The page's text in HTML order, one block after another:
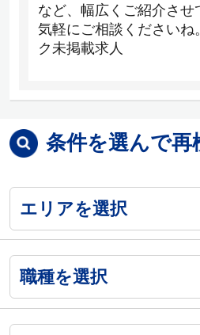
など、幅広くご紹介させ
気軽にご相談ください
ク未掲載求人
条件を選んで再
エリアを選択
職種を選択